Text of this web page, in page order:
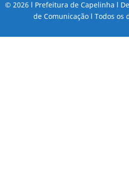
© 2026 l Prefeitura de Capelinha l
de Comunicação l Todos os